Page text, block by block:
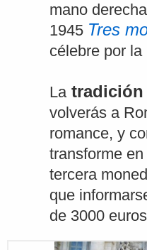
mano
1945 Tres
célebre por
La tradición
volverás a
romance, y
transforme
tercera
que
de 3000